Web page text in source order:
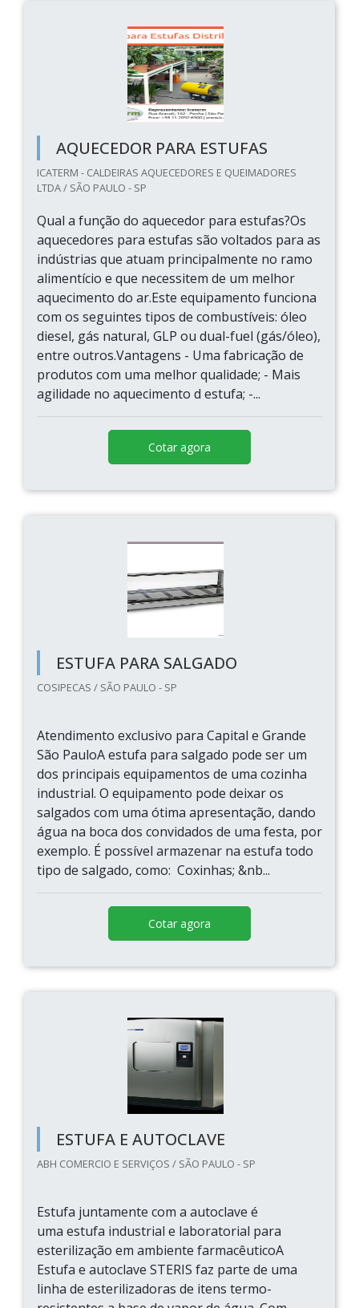
AQUECEDOR PARA ESTUFAS
ICATERM - CALDEIRAS AQUECEDORES E QUEIMADORES
LTDA / SÃO PAULO - SP
Qual a função do aquecedor para estufas?Os
aquecedores para estufas são voltados para as
indústrias que atuam principalmente no ramo
alimentício e que necessitem de um melhor
aquecimento do ar.Este equipamento funciona
com os seguintes tipos de combustíveis: óleo
diesel, gás natural, GLP ou dual-fuel (gás/óleo),
entre outros.Vantagens - Uma fabricação de
produtos com uma melhor qualidade; - Mais
agilidade no aquecimento d estufa; -...
Cotar agora
ESTUFA PARA SALGADO
COSIPECAS / SÃO PAULO - SP
Atendimento exclusivo para Capital e Grande
São PauloA estufa para salgado pode ser um
dos principais equipamentos de uma cozinha
industrial. O equipamento pode deixar os
salgados com uma ótima apresentação, dando
água na boca dos convidados de uma festa, por
exemplo. É possível armazenar na estufa todo
tipo de salgado, como: Coxinhas; &nb...
Cotar agora
ESTUFA E AUTOCLAVE
ABH COMERCIO E SERVIÇOS / SÃO PAULO - SP
Estufa juntamente com a autoclave é
uma estufa industrial e laboratorial para
esterilização em ambiente farmacêuticoA
Estufa e autoclave STERIS faz parte de uma
linha de esterilizadoras de itens termo-